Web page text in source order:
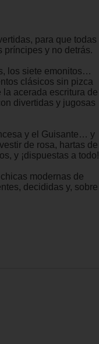
para que todas
príncipes y no detrás.
los siete emonitos…
clásicos sin pizca
acerada escritura de
divertidas y jugosas
y el Guisante… y
de rosa, hartas de
y ¡dispuestas a todo!
modernas de
decididas y, sobre